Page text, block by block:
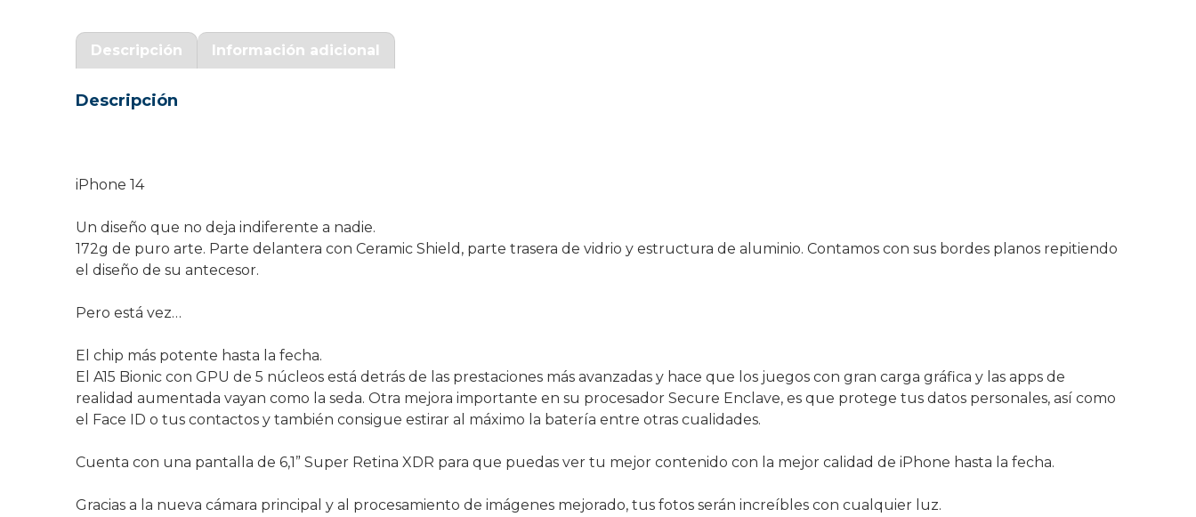
Descripción Información adicional
Descripción
iPhone 14
Un diseño que no deja indiferente a nadie.
172g de puro arte. Parte delantera con Ceramic Shield, parte trasera de vidrio y estructura de aluminio. Contamos con sus bordes planos repitiendo
el diseño de su antecesor.
Pero está vez…
El chip más potente hasta la fecha.
El A15 Bionic con GPU de 5 núcleos está detrás de las prestaciones más avanzadas y hace que los juegos con gran carga gráfica y las apps de
realidad aumentada vayan como la seda. Otra mejora importante en su procesador Secure Enclave, es que protege tus datos personales, así como
el Face ID o tus contactos y también consigue estirar al máximo la batería entre otras cualidades.
Cuenta con una pantalla de 6,1” Super Retina XDR para que puedas ver tu mejor contenido con la mejor calidad de iPhone hasta la fecha.
Gracias a la nueva cámara principal y al procesamiento de imágenes mejorado, tus fotos serán increíbles con cualquier luz.
Garantía Zaraphone